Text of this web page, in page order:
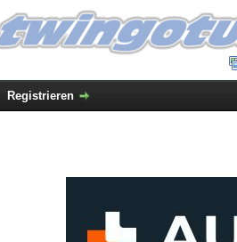
Registrieren